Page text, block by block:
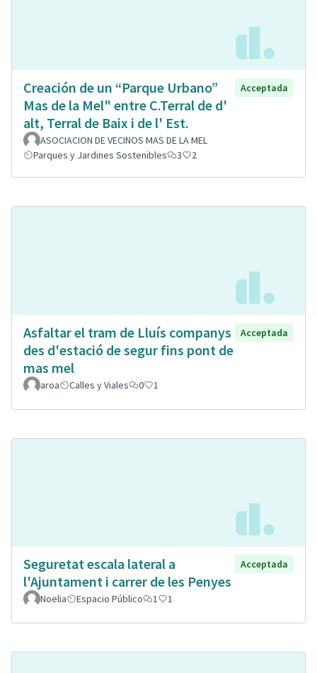
Creación de un “Parque Urbano”
Mas de la Mel" entre C.Terral de d'
alt, Terral de Baix i de l' Est.
Acceptada
ASOCIACION DE VECINOS MAS DE LA MEL
Parques y Jardines Sostenibles
3 2
Asfaltar el tram de Lluís companys
des d'estació de segur fins pont de
mas mel
Acceptada
aroa Calles y Viales 0 1
Seguretat escala lateral a
l'Ajuntament i carrer de les Penyes
Acceptada
Noelia Espacio Público 1 1